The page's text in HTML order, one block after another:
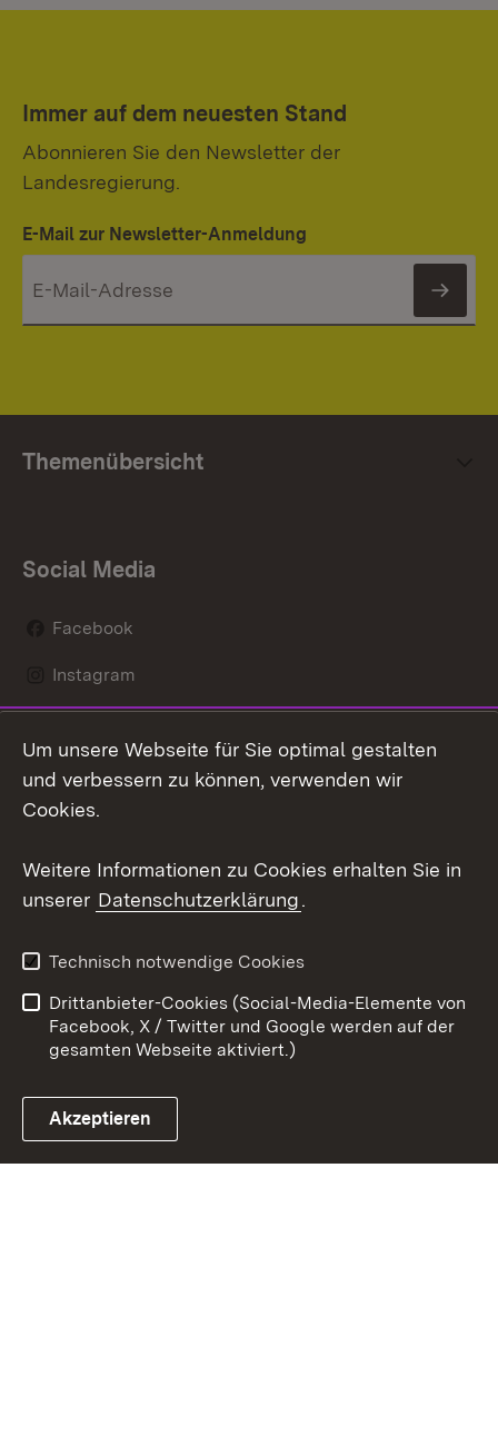
Immer auf dem neuesten Stand
Abonnieren Sie den Newsletter der
Landesregierung.
E-Mail zur Newsletter-Anmeldung
Themenübersicht
Social Media
Facebook
Instagram
Mastodon
Youtube
Link zum Landesportal
Kontakt
Datenschutz
Barrierefreiheit
Impressum Cookies
Um unsere Webseite für Sie optimal gestalten
und verbessern zu können, verwenden wir
Cookies.
Weitere Informationen zu Cookies erhalten Sie in
unserer Datenschutzerklärung.
Technisch notwendige Cookies
Drittanbieter-Cookies (Social-Media-Elemente von
Facebook, X / Twitter und Google werden auf der
gesamten Webseite aktiviert.)
Akzeptieren